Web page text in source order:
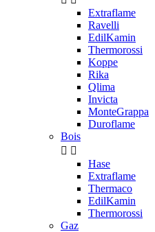
Extraflame
Ravelli
EdilKamin
Thermorossi
Koppe
Rika
Qlima
Invicta
MonteGrappa
Duroflame
Bois
 
Hase
Extraflame
Thermaco
EdilKamin
Thermorossi
Gaz